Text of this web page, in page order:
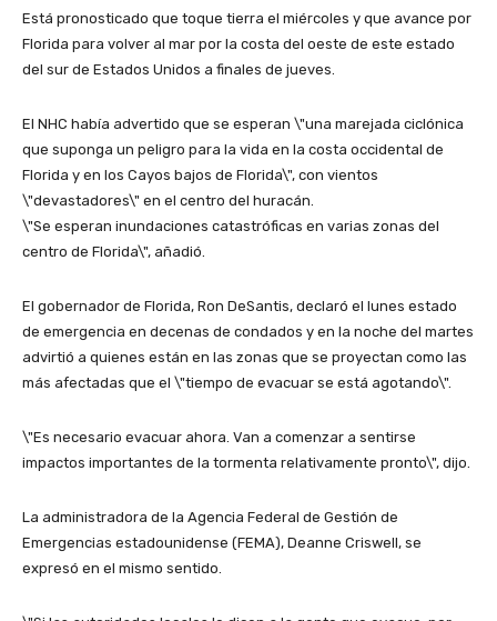
Está pronosticado que toque tierra el miércoles y que avance por
Florida para volver al mar por la costa del oeste de este estado
del sur de Estados Unidos a finales de jueves.
El NHC había advertido que se esperan \"una marejada ciclónica
que suponga un peligro para la vida en la costa occidental de
Florida y en los Cayos bajos de Florida\", con vientos
\"devastadores\" en el centro del huracán.
\"Se esperan inundaciones catastróficas en varias zonas del
centro de Florida\", añadió.
El gobernador de Florida, Ron DeSantis, declaró el lunes estado
de emergencia en decenas de condados y en la noche del martes
advirtió a quienes están en las zonas que se proyectan como las
más afectadas que el \"tiempo de evacuar se está agotando\".
\"Es necesario evacuar ahora. Van a comenzar a sentirse
impactos importantes de la tormenta relativamente pronto\", dijo.
La administradora de la Agencia Federal de Gestión de
Emergencias estadounidense (FEMA), Deanne Criswell, se
expresó en el mismo sentido.